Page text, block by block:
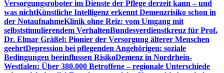
Versorgungsroboter im Dienste der Pflege derzeit kann – und
was nichtKünstliche Intelligenz erkennt Demenzrisiko schon in
der NotaufnahmeKlinik ohne Reiz: vom Umgang mit
selbststimulierendem VerhaltenBundesverdienstkreuz für Prof.
Dr. Elmar Gräßel: Pionier der Versorgung älterer Menschen
geehrtDepression bei pflegenden Angehörigen: soziale
Bedingungen beeinflussen RisikoDemenz in Nordrhein-
Westfalen: Über 380.000 Betroffene – regionale Unterschiede